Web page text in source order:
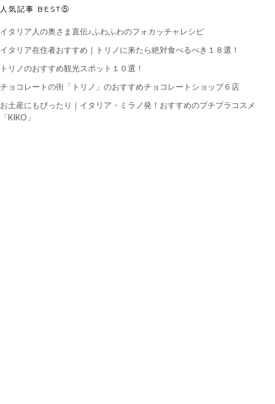
人気記事 BEST⑤
イタリア人の奥さま直伝♪ふわふわのフォカッチャレシピ
イタリア在住者おすすめ｜トリノに来たら絶対食べるべき１８選！
トリノのおすすめ観光スポット１０選！
チョコレートの街「トリノ」のおすすめチョコレートショップ６店
お土産にもぴったり｜イタリア・ミラノ発！おすすめのプチプラコスメ
「KIKO」